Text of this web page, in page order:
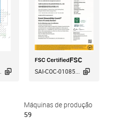

FSC
SAI-COC-01085... 
Máquinas de produção
59